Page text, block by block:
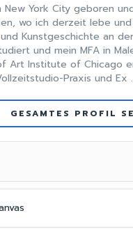
New York City geboren
wo ich derzeit lebe
Kunstgeschichte an
und mein MFA in
Art Institute of Chicago
Praxis und Ex
GESAMTES PROFIL